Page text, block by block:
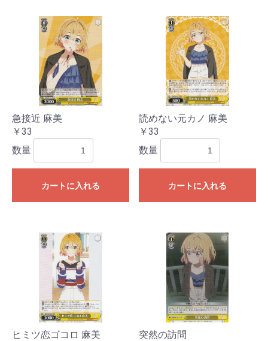
急接近 麻美
￥33
数量
カートに入れる
読めない元カノ 麻美
￥33
数量
カートに入れる
ヒミツ恋ゴコロ 麻美
突然の訪問